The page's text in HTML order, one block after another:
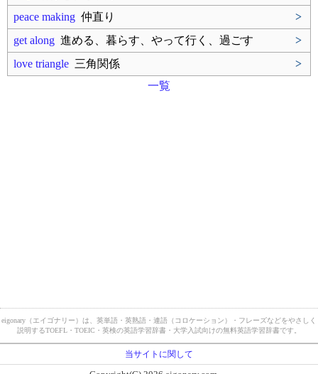
peace making 仲直り
>
get along 進める、暮らす、やって行く、過ごす
>
love triangle 三角関係
>
一覧
eigonary（エイゴナリー）は、英単語・英熟語・連語（コロケーション）・フレーズなどをやさしく
説明するTOEFL・TOEIC・英検の英語学習辞書・大学入試向けの無料英語学習辞書です。
当サイトに関して